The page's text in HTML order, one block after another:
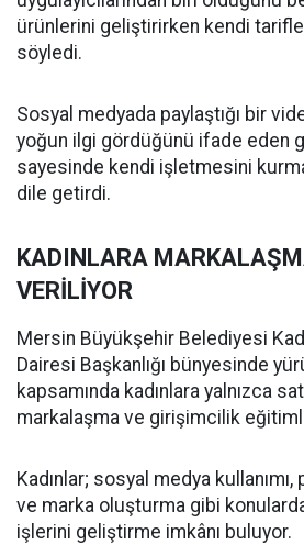
ürünlerini geliştirirken kendi
söyledi.
Sosyal medyada paylaştığı bir
yoğun ilgi gördüğünü ifade eden
sayesinde kendi işletmesini kurma
dile getirdi.
KADINLARA
VERİLİYOR
Mersin Büyükşehir Belediyesi
Dairesi Başkanlığı bünyesinde
kapsamında kadınlara yalnızca
markalaşma ve girişimcilik
Kadınlar; sosyal medya
ve marka oluşturma gibi
işlerini geliştirme imkânı buluyor.